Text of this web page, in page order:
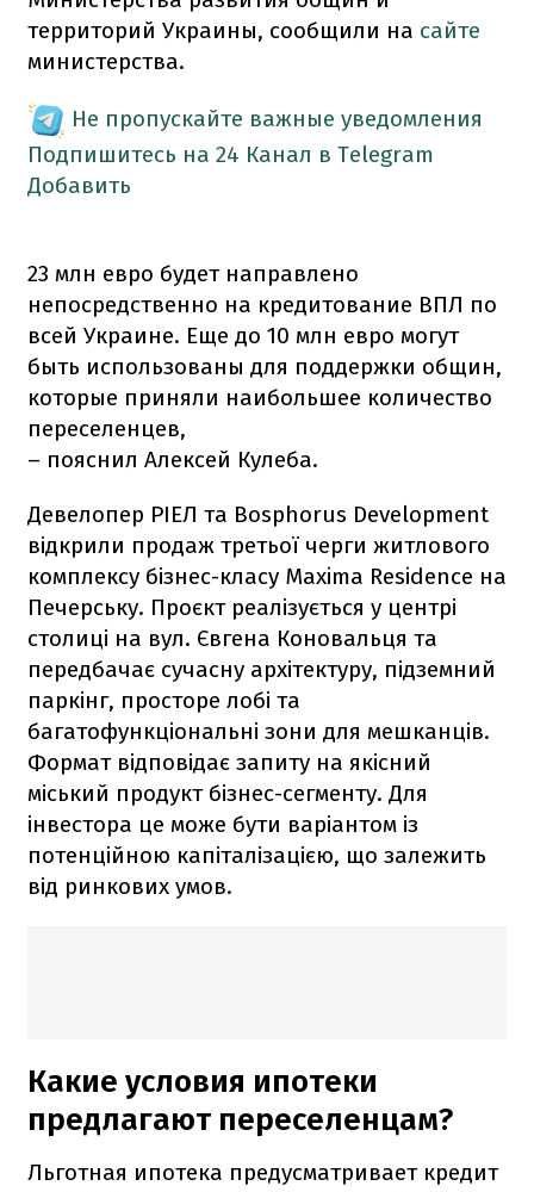
территорий Украины, сообщили на сайте
министерства.
Не пропускайте важные уведомления
Подпишитесь на 24 Канал в Telegram
Добавить
23 млн евро будет направлено
непосредственно на кредитование ВПЛ по
всей Украине. Еще до 10 млн евро могут
быть использованы для поддержки общин,
которые приняли наибольшее количество
переселенцев,
– пояснил Алексей Кулеба.
Девелопер РІЕЛ та Bosphorus Development
відкрили продаж третьої черги житлового
комплексу бізнес-класу Maxima Residence на
Печерську. Проєкт реалізується у центрі
столиці на вул. Євгена Коновальця та
передбачає сучасну архітектуру, підземний
паркінг, просторе лобі та
багатофункціональні зони для мешканців.
Формат відповідає запиту на якісний
міський продукт бізнес-сегменту. Для
інвестора це може бути варіантом із
потенційною капіталізацією, що залежить
від ринкових умов.
Какие условия ипотеки
предлагают переселенцам?
Льготная ипотека предусматривает кредит